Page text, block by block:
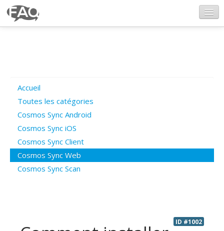
Poser une question
Questions ouvertes
Connexion
Accueil
Toutes les catégories
Cosmos Sync Android
Cosmos Sync iOS
Cosmos Sync Client
Cosmos Sync Web
Cosmos Sync Scan
ID #1002